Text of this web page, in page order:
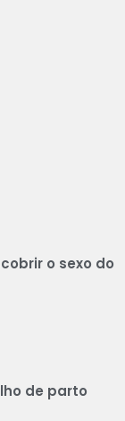
o sexo do
de parto